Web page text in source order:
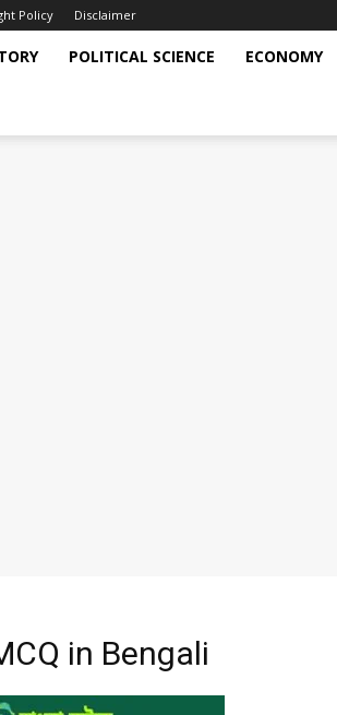
Policy Disclaimer
POLITICAL SCIENCE ECONOMY
in Bengali